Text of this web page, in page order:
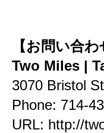
【お問い合
Two Miles |
3070 Bristol
Phone: 714-
URL: http://